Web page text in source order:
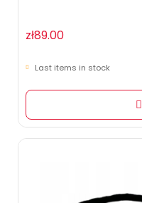
zł89.00
Last items in stock